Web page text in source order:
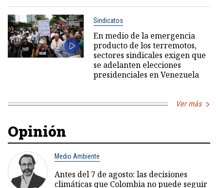
Sindicatos
En medio de la emergencia
producto de los terremotos,
sectores sindicales exigen que
se adelanten elecciones
presidenciales en Venezuela
Ver más
Opinión
Medio Ambiente
Antes del 7 de agosto: las decisiones
climáticas que Colombia no puede seguir